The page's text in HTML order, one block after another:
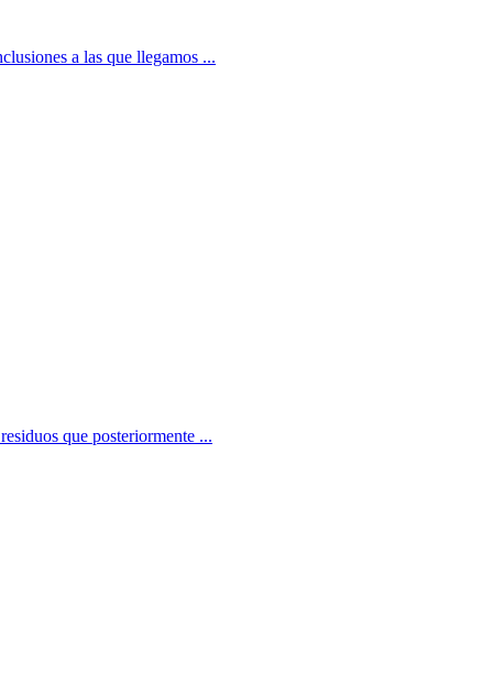
a las que llegamos ...
que posteriormente ...